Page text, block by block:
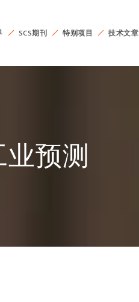
SCS期刊 特别项目 技术文章
预测